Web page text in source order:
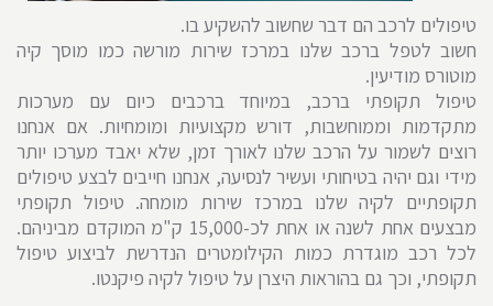
טיפולים לרכב הם דבר שחשוב להשקיע בו.
חשוב לטפל ברכב שלנו במרכז שירות מורשה כמו מוסך קיה
מוטורס מודיעין.
טיפול תקופתי ברכב, במיוחד ברכבים כיום עם מערכות
מתקדמות וממוחשבות, דורש מקצועיות ומומחיות. אם אנחנו
רוצים לשמור על הרכב שלנו לאורך זמן, שלא יאבד מערכו יותר
מידי וגם יהיה בטיחותי ועשיר לנסיעה, אנחנו חייבים לבצע טיפולים
תקופתיים לקיה שלנו במרכז שירות מומחה. טיפול תקופתי
מבצעים אחת לשנה או אחת לכ-15,000 ק"מ המוקדם מביניהם.
לכל רכב מוגדרת כמות הקילומטרים הנדרשת לביצוע טיפול
תקופתי, וכך גם בהוראות היצרן על טיפול לקיה פיקנטו.